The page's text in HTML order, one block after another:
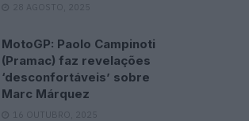
28 AGOSTO, 2025
MotoGP: Paolo Campinoti
(Pramac) faz revelações
‘desconfortáveis’ sobre
Marc Márquez
16 OUTUBRO, 2025